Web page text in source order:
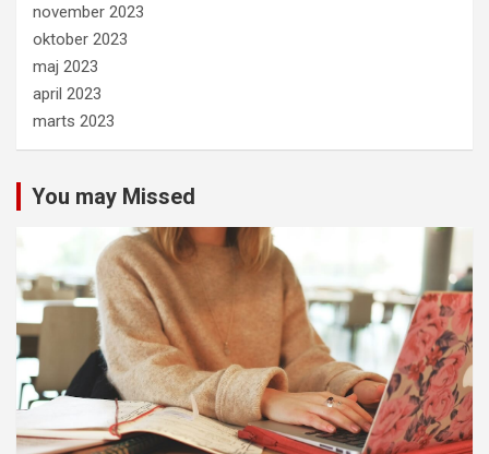
november 2023
oktober 2023
maj 2023
april 2023
marts 2023
You may Missed